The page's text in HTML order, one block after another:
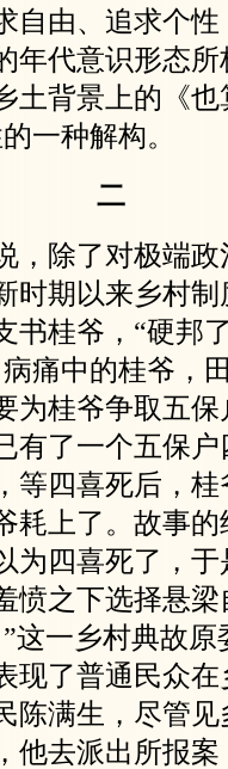
自由、追求个
年代意识形态
土背景上的《也
一种解构。
二
除了对极端政
时期以来乡村
书桂爷，“硬邦
痛中的桂爷，
为桂爷争取五
有了一个五保
等四喜死后，
耗上了。故事
为四喜死了，
愤之下选择悬
这一乡村典故
现了普通民众
陈满生，尽管
他去派出所报